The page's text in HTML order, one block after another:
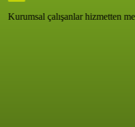
Kurumsal çalışanlar hizmetten